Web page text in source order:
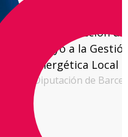
Jefe de Sección de
Apoyo a la
Energética Local
Diputación de